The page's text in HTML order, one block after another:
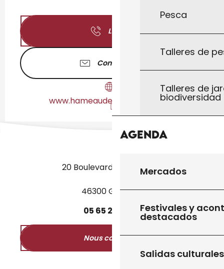
Pesca
Talleres de
Talleres de
biodiversidad
Agenda
Mercados
Festivales y
destacados
Salidas culturales
Llamar
Contáctenos
www.hameaudescardenals.com
20 Boulevard des Martyrs
46300 Gourdon
05 65 27 50
Nous contacter